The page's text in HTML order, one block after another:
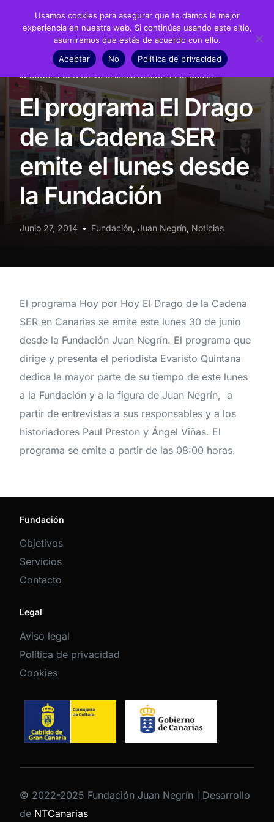
Noticias Fundación
El programa El Drago de
la Cadena SER emite el lunes desde la Fundación
El programa El Drago
de la Cadena SER
emite el lunes desde
la Fundación
Junio 27, 2014 Fundación,Juan Negrín, Noticias
El programa Hoy por Hoy El Drago de la Cadena
SER en Canarias se emite este lunes 30 de junio
desde la Fundación Juan Negrín. El programa que
dirige y presenta el periodista Evaristo Quintana
dedica la mayor parte de su tiempo de este lunes
a la Fundación y a la figura de Juan Negrín, a
partir de entrevistas a sus responsables y a los
historiadores Paul Preston y Ángel Viñas. El
programa se emite a partir de las 08:00 horas.
Fundación
Objetivos
Servicios
Contacto
Legal
Aviso legal
Política de privacidad
Cookies
© 2022-2025 Fundación Juan Negrín | Desarrollo
de NTCanarias
Usamos cookies para asegurar que te damos la mejor
experiencia en nuestra web. Si continúas usando este sitio,
asumiremos que estás de acuerdo con ello.
Aceptar
No Política de privacidad
Fundación
Recursos
Noticias
Material didáctico
Transparencia